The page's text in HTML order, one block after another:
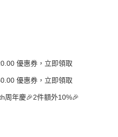
優惠券，立即領取
優惠券，立即領取
周年慶🎉2件額外10%🎉